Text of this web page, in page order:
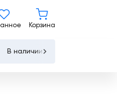
Сравнение
Корзина
В наличии